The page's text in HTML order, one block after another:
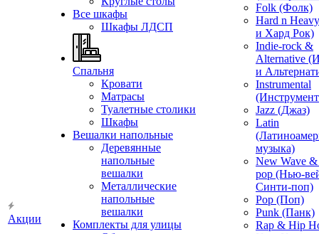
Акции
Все шкафы
Шкафы ЛДСП
Спальня
Кровати
Матрасы
Туалетные столики
Шкафы
Вешалки напольные
Деревянные
напольные
вешалки
Металлические
напольные
вешалки
Комплекты для улицы
Folk (Фолк)
Hard n
и Хард Рок)
Indie-rock &
Alternative
и
Instrumental
Jazz (Джаз)
Latin
музыка)
New Wave
pop (Нью-
Синти-поп)
Pop (Поп)
Punk (Панк)
Rap & Hip